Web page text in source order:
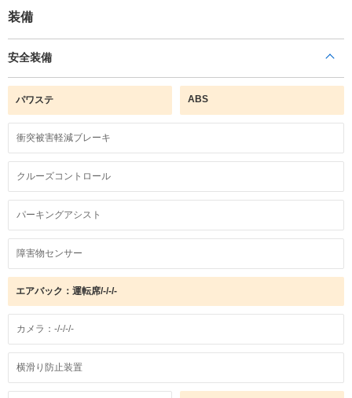
装備
安全装備
パワステ ABS
衝突被害軽減ブレーキ
クルーズコントロール
パーキングアシスト
障害物センサー
エアバック：運転席/-/-/-
カメラ：-/-/-/-
横滑り防止装置